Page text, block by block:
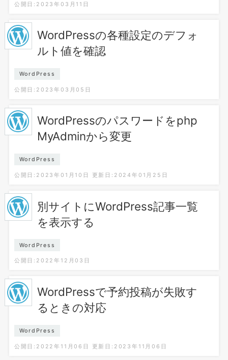
公開日:2023年03月11日
WordPressの各種設定のデフォ
ルト値を確認
WordPress
公開日:2023年03月05日
WordPressのパスワードをphp
MyAdminから変更
WordPress
公開日:2023年01月10日 更新日:2024年01月25日
別サイトにWordPress記事一覧
を表示する
WordPress
公開日:2022年12月03日
WordPressで予約投稿が失敗す
るときの対応
WordPress
公開日:2022年11月06日 更新日:2023年11月06日